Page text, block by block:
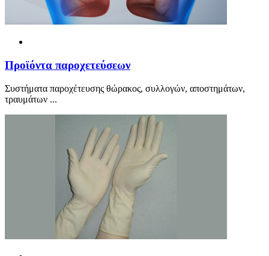
Προϊόντα παροχετεύσεων
Συστήματα παροχέτευσης θώρακος, συλλογών, αποστημάτων,
τραυμάτων ...